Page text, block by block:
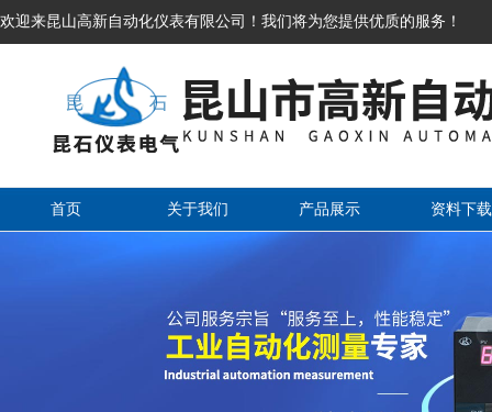
欢迎来昆山高新自动化仪表有限公司！我们将为您提供优质的服务！
首页 关于我们 产品展示 资料下载